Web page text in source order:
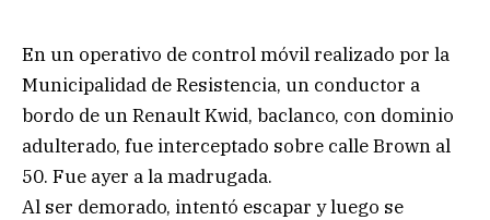
En un operativo de control móvil realizado por la
Municipalidad de Resistencia, un conductor a
bordo de un Renault Kwid, baclanco, con dominio
adulterado, fue interceptado sobre calle Brown al
50. Fue ayer a la madrugada.
Al ser demorado, intentó escapar y luego se